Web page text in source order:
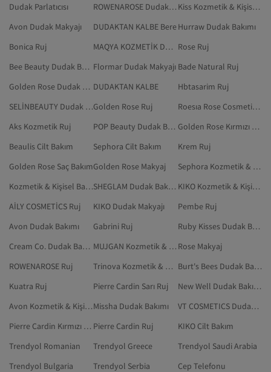
Dudak Parlatıcısı
ROWENAROSE Dudak Bakımı
Kiss Kozmetik & Kişisel Bakım
Avon Dudak Makyajı
DUDAKTAN KALBE BereHurraw Dudak Bakımı
Bonica Ruj
MAQYA KOZMETİK Dudak Bakımı Rose Ruj
Bee Beauty Dudak Bakımı Flormar Dudak Makyajı Bade Natural Ruj
Golden Rose Dudak Makyajı DUDAKTAN KALBE
Hbtasarim Ruj
SELİNBEAUTY Dudak BakımıGolden Rose Ruj
Roesıa Rose Cosmetics Kozmetik & Kişisel Bakım
Aks Kozmetik Ruj
POP Beauty Dudak Bakımı
Golden Rose Kırmızı Ruj
Beaulis Cilt Bakım
Sephora Cilt Bakım
Krem Ruj
Golden Rose Saç BakımGolden Rose Makyaj
Sephora Kozmetik & Kişisel Bakım
Kozmetik & Kişisel Bakım
SHEGLAM Dudak Bakımı
KIKO Kozmetik & Kişisel Bakım
AİLY COSMETİCS Ruj
KIKO Dudak Makyajı
Pembe Ruj
Avon Dudak Bakımı
Gabrini Ruj
Ruby Kisses Dudak Bakımı
Cream Co. Dudak Bakımı
MUJGAN Kozmetik & Kişisel Bakım Rose Makyaj
ROWENAROSE Ruj
Trinova Kozmetik & Kişisel Bakım
Burt's Bees Dudak Bakımı
Kuatra Ruj
Pierre Cardin Sarı Ruj
New Well Dudak Bakımı
Avon Kozmetik & Kişisel BakımMissha Dudak Bakımı
VT COSMETICS Dudak Bakımı
Pierre Cardin Kırmızı Ruj Pierre Cardin Ruj
KIKO Cilt Bakım
Trendyol Romanian
Trendyol Greece
Trendyol Saudi Arabia
Trendyol Bulgaria
Trendyol Serbia
Cep Telefonu